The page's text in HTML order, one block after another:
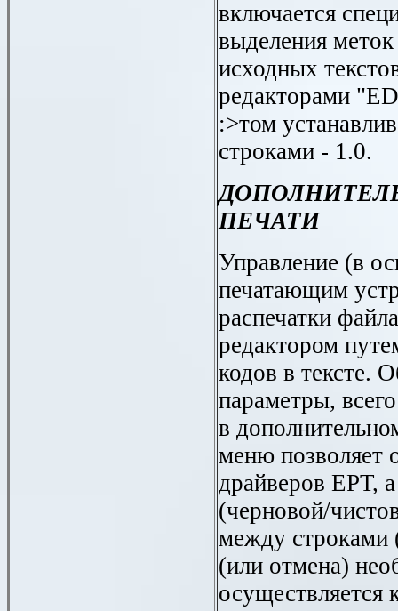
включается
выделения меток
исходных
редакторами
:>том
строками - 1.0.
ПЕЧАТИ
Управление (в
печатающим
распечатки
редактором
кодов в тексте.
параметры,
в
меню позволяет
драйверов ЕРТ,
(черновой/
между
(или отмена)